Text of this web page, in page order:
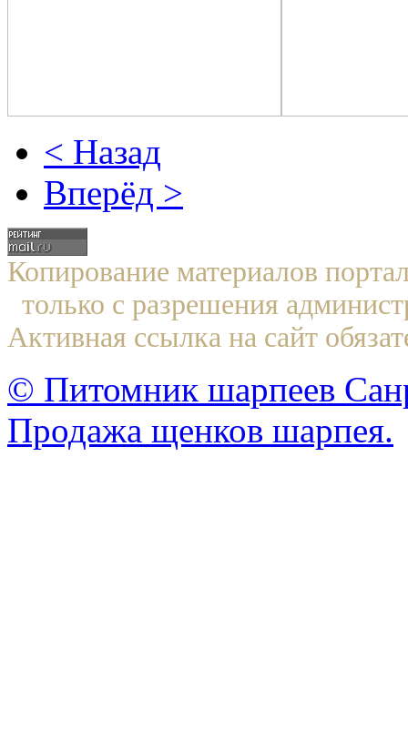
< Назад
Вперёд >
Копирование материалов
только с разрешения
Активная ссылка на сайт
© Питомник шарпеев
Продажа щенков шарпея.